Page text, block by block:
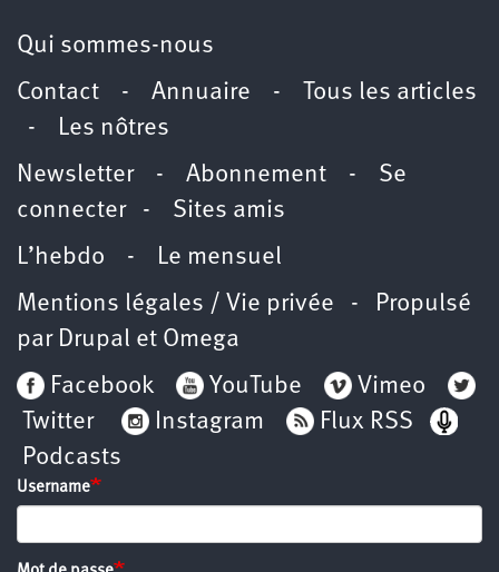
Qui sommes-nous
Contact - Annuaire - Tous les articles
-
Les nôtres
Newsletter- Abonnement - Se
connecter- Sites amis
L’hebdo -
Le mensuel
Mentions légales / Vie privée - Propulsé
par Drupal et Omega
Facebook
YouTube
Vimeo
Twitter
Instagram
Flux RSS
Podcasts
Username